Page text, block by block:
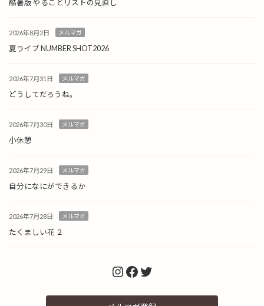
酷暑版 やることリストの見直し
2026年8月2日 メルマガ
夏ライブ NUMBER SHOT2026
2026年7月31日 メルマガ
どうしてだろうね。
2026年7月30日 メルマガ
小休憩
2026年7月29日 メルマガ
自分になにができるか
2026年7月28日 メルマガ
たくましい花 ２
Instagram
Facebook
Twitter